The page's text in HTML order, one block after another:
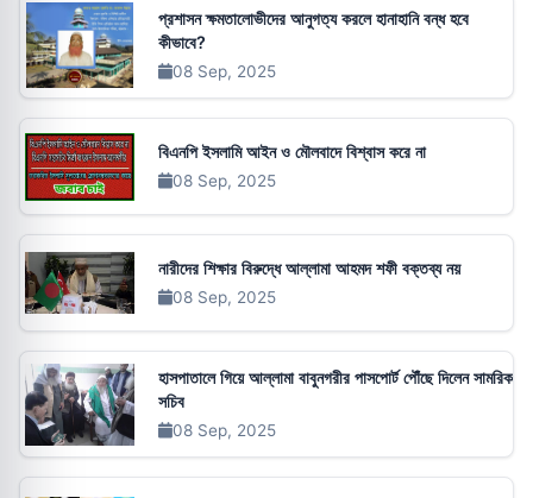
প্রশাসন ক্ষমতালোভীদের আনুগত্য করলে হানাহানি বন্ধ হবে
কীভাবে?
08 Sep, 2025
বিএনপি ইসলামি আইন ও মৌলবাদে বিশ্বাস করে না
08 Sep, 2025
নারীদের শিক্ষার বিরুদ্ধে আল্লামা আহমদ শফী বক্তব্য নয়
08 Sep, 2025
হাসপাতালে গিয়ে আল্লামা বাবুনগরীর পাসপোর্ট পৌঁছে দিলেন সামরিক
সচিব
08 Sep, 2025